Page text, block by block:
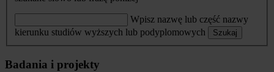
Wpisz nazwę lub część nazwy
kierunku studiów wyższych lub podyplomowych
Szukaj
Badania i projekty